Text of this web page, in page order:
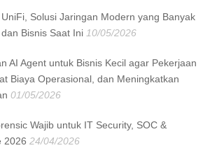
Solusi Jaringan Modern yang Banyak
Bisnis Saat Ini 10/05/2026
AI Agent untuk Bisnis Kecil agar Pekerjaan
Biaya Operasional, dan Meningkatkan
01/05/2026
Wajib untuk IT Security, SOC &
2026 24/04/2026